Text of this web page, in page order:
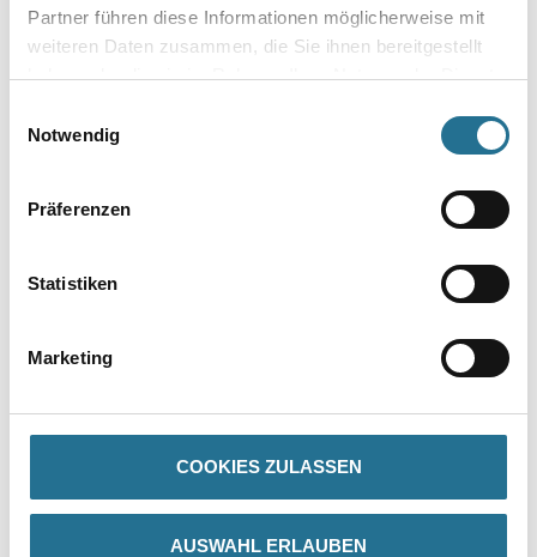
Partner führen diese Informationen möglicherweise mit
weiteren Daten zusammen, die Sie ihnen bereitgestellt
haben oder die sie im Rahmen Ihrer Nutzung der Dienste
Notwendig
Präferenzen
Statistiken
Marketing
COOKIES ZULASSEN
AUSWAHL ERLAUBEN
- Hohe Kreidungsresistenz